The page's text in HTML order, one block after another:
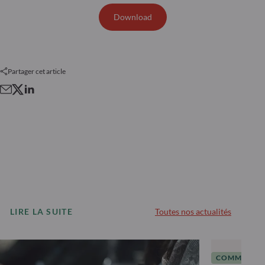
Download
Partager cet article
LIRE LA SUITE Toutes nos actualités